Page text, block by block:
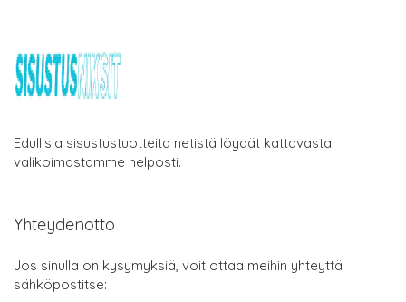
Edullisia sisustustuotteita netistä löydät kattavasta
valikoimastamme helposti.
Yhteydenotto
Jos sinulla on kysymyksiä, voit ottaa meihin yhteyttä
sähköpostitse: